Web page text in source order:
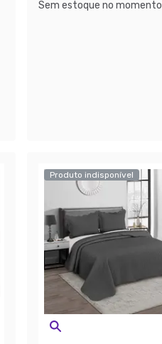
Sem estoque no
Produto indisponível